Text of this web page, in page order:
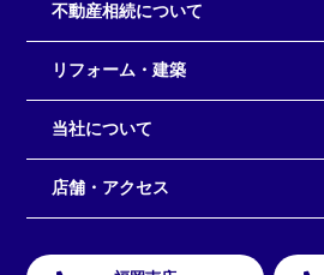
不動産相続について
リフォーム・建築
当社について
店舗・アクセス